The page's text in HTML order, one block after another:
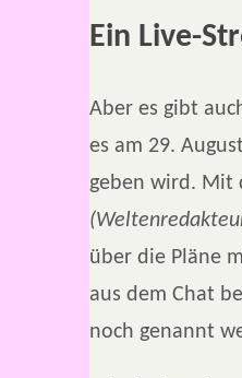
Ein Live-
Aber es gibt
es am 29.
geben wird. Mit
über die Pläne
aus dem Chat
noch genannt